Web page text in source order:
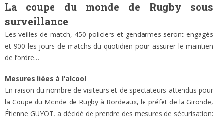
La coupe du monde de Rugby sous
surveillance
Les veilles de match, 450 policiers et gendarmes seront engagés
et 900 les jours de matchs du quotidien pour assurer le maintien
de l’ordre…
Mesures liées à l’alcool
En raison du nombre de visiteurs et de spectateurs attendus pour
la Coupe du Monde de Rugby à Bordeaux, le préfet de la Gironde,
Étienne GUYOT, a décidé de prendre des mesures de sécurisation: